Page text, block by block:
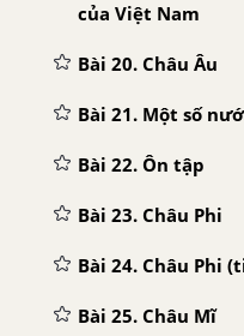
của Việt Nam
Bài 20. Châu Âu
Bài 21. Một số
Bài 22. Ôn tập
Bài 23. Châu Phi
Bài 24. Châu Phi
Bài 25. Châu Mĩ